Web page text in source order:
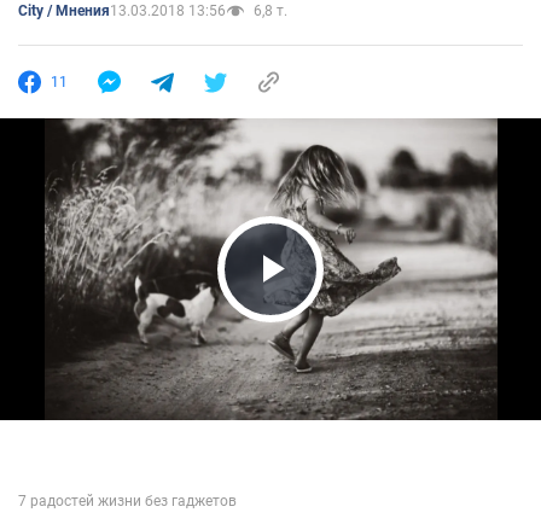
City / Мнения13.03.2018 13:56 6,8 т.
11
Play Video